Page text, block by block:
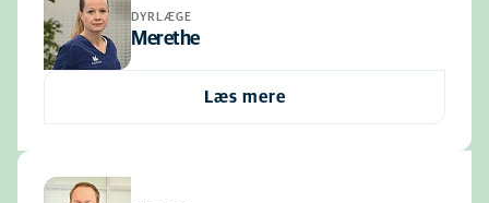
DYRLÆGE
Merethe
Læs mere